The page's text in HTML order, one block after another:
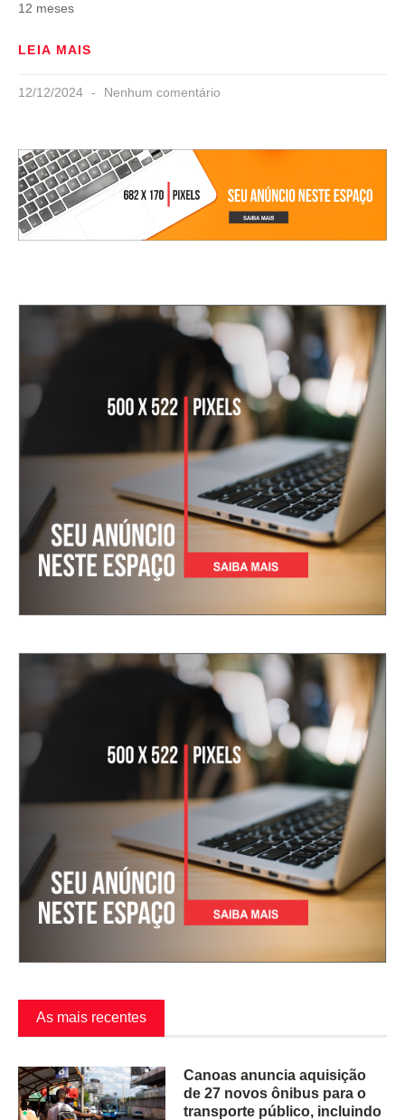
12 meses
LEIA MAIS
12/12/2024 Nenhum comentário
As mais recentes
Canoas anuncia aquisição
de 27 novos ônibus para o
transporte público, incluindo